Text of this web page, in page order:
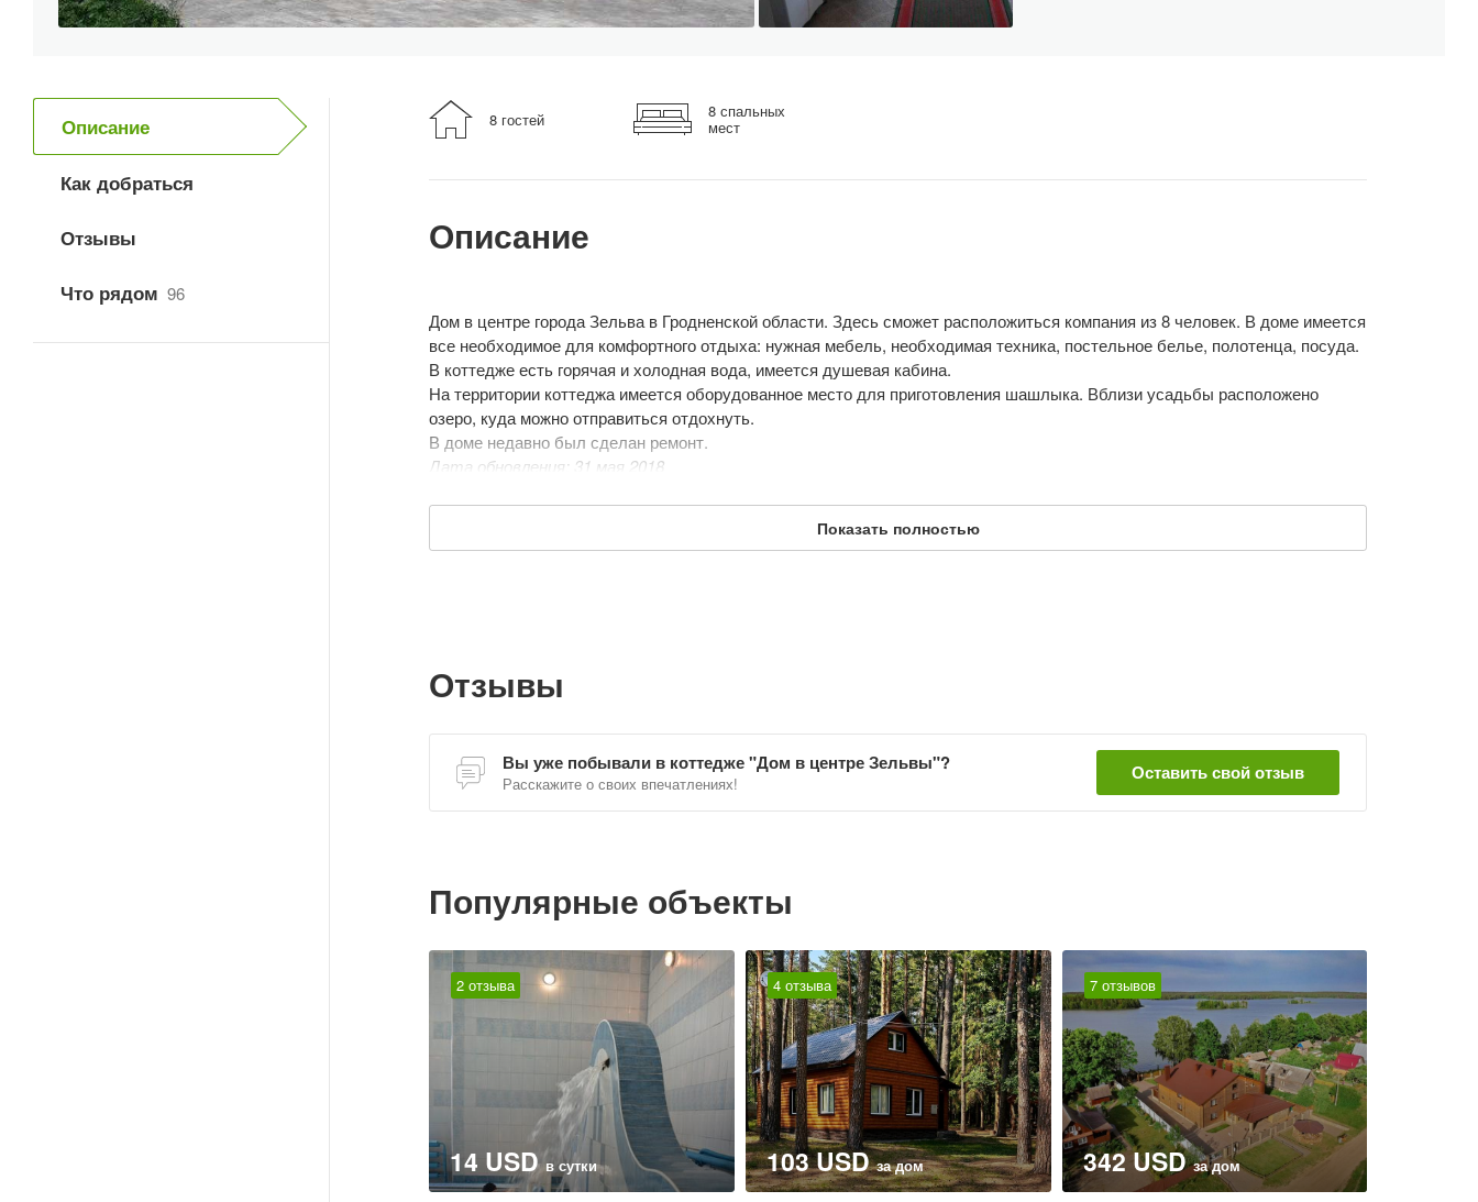
Описание
Как добраться
Отзывы
Что рядом 96
8 гостей 8 спальных
мест
Описание
Дом в центре города Зельва в Гродненской области. Здесь сможет расположиться компания из 8 человек. В доме имеется
все необходимое для комфортного отдыха: нужная мебель, необходимая техника, постельное белье, полотенца, посуда.
В коттедже есть горячая и холодная вода, имеется душевая кабина.
На территории коттеджа имеется оборудованное место для приготовления шашлыка. Вблизи усадьбы расположено
озеро, куда можно отправиться отдохнуть.
В доме недавно был сделан ремонт.
Дата обновления: 31 мая 2018
Показать полностью
Отзывы
Вы уже побывали в коттедже "Дом в центре Зельвы"?
Расскажите о своих впечатлениях! Оставить свой отзыв
Популярные объекты
2 отзыва
14 USDв сутки
4 отзыва
103 USDза дом
7 отзывов
342 USDза дом